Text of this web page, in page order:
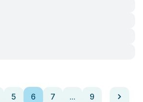
5 6 7 ... 9